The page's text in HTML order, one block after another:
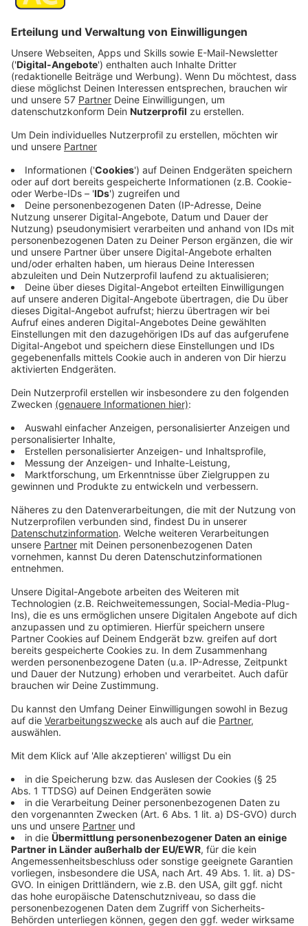
Auf dieProtestaktionen im Rheinischen
Aachener Polizeigut vorbereitet.
Sie rechnet mit mehreren tausend Teilnehmern und
wird bei dem Einsatz von Polizisten aus ganz NRW,
anderen Bundesländern und von der Bundespolizei
unterstützt.
Die Lage sei anspruchsvoll, heißt es. Der Einsatzraum
km Abraumkante und diverse Transportanlagen, daher
sei beispielsweise ein lückenloser Schutz, der das
Eindringen in den Tagebau vollständig verhindere, nicht
möglich. Laut Einsatzleiter Thomas Dammers werde
man "Schwerpunkte setzen, um die betroffenen
Örtlichkeiten und Infrastrukturen zu schützen,
Schaden für alle Beteiligte zu minimieren und die
Versorgungssicherheit der Bevölkerung
sicherzustellen."
Außerdem hat die Polizei schon im Vorfeld im Netz auf
die teils lebensgefährliche Gefahrenstellen wie steile
Abbruchkanten oder Starkstromanlagen hingewiesen.
Die Polizei Aachen werde als
versammlungsfreundliche Behörde aber grundsätzlich
den friedlichen Protest im Sinn des
Demonstrationsrechts und der Versammlungsfreiheit
schützen. Zur Abwehr von Gefahren und zur
Verfolgung von Straftaten werden die Beamten
gewalttätige und rechtswidrige Aktionen reagieren.
Aachens Polizeipräsident Dirk Weinspach (Foto unten)
inseinem Appell auf Facebookan die Teilnehmer:
"Wir setzen weiter auf Kommunikation und
Deeskalation und appellieren an alle Beteiligte, sich
selber und andere nicht in Gefahr zu bringen und sich
keinen strafbaren Aktionen anzuschließen. Der
angekündigte "zivile Ungehorsam" ist überwiegend kein
friedlicher Protest, sondern kann zu strafbarem
Handeln führen, bei dem die Beamtinnen und Beamten
reagieren müssen; solche Konfrontationen kann keiner
wollen."
Anzeige
©Polizei Aachen
Anzeige
Anzeige